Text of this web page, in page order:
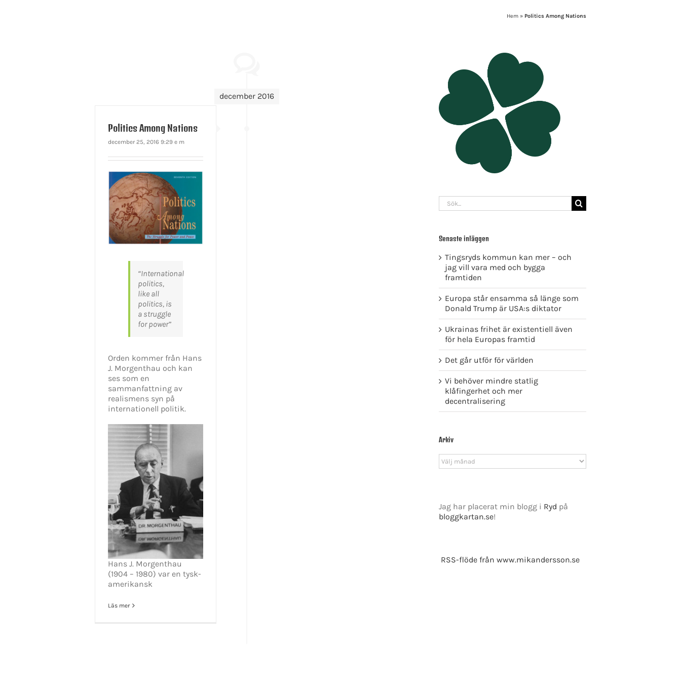
Hem » Politics Among Nations
december 2016
Politics Among Nations
december 25, 2016 9:29 e m
“International
politics,
like all
politics, is
a struggle
for power”
Orden kommer från Hans
J. Morgenthau och kan
ses som en
sammanfattning av
realismens syn på
internationell politik.
Hans J. Morgenthau
(1904 – 1980) var en tysk-
amerikansk
Läs mer
Sök
efter:
Senaste inläggen
Tingsryds kommun kan mer – och
jag vill vara med och bygga
framtiden
Europa står ensamma så länge som
Donald Trump är USA:s diktator
Ukrainas frihet är existentiell även
för hela Europas framtid
Det går utför för världen
Vi behöver mindre statlig
klåfingerhet och mer
decentralisering
Arkiv
Arkiv
Jag har placerat min blogg i Ryd på
bloggkartan.se!
RSS-flöde från www.mikandersson.se
KONTAKT INFO
Mikael Andersson
E-post:mikael.andersson@centerpartiet.se
Web:www.mikandersson.se